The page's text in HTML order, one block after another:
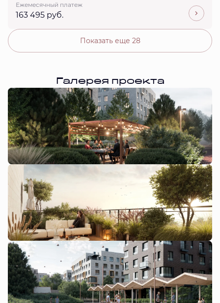
Ежемесячный платеж
163 495 руб.
Показать еще 28
Галерея проекта